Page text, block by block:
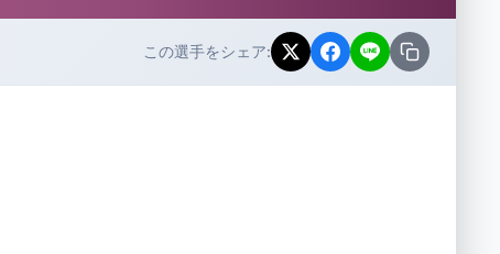
この選手をシェア: